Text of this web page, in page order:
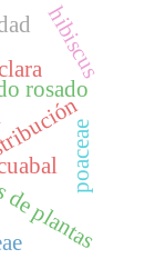
rosado
plantas
hibiscus
poaceae